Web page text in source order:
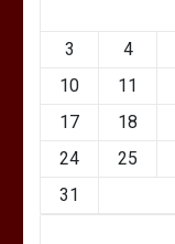
3
4
10
11
17
18
24
25
31